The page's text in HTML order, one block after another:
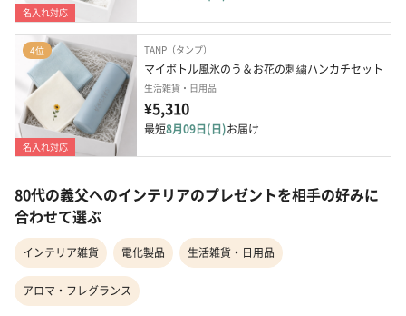
名入れ対応
4位
名入れ対応
TANP（タンプ）
マイボトル風氷のう＆お花の刺繍ハンカチセット
生活雑貨・日用品
¥5,310
最短8月09日(日)お届け
80代の義父へのインテリアのプレゼントを相手の好みに
合わせて選ぶ
インテリア雑貨 電化製品 生活雑貨・日用品
アロマ・フレグランス